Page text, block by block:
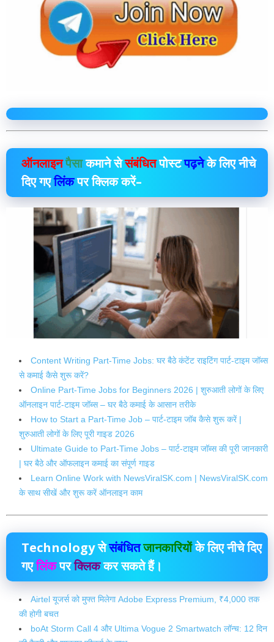
ऑनलाइनपैसाकमाने सेसंबंधितपोस्टपढ़नेके लिए नीचे
दिए गएलिंकपर क्लिक करें–
Content Writing Part-Time Jobs: घर बैठे कंटेंट राइटिंग पार्ट-टाइम जॉब्स
से कमाई कैसे शुरू करें?
Online Part-Time Jobs for Beginners 2026 | शुरुआती लोगों के लिए
ऑनलाइन पार्ट-टाइम जॉब्स – घर बैठे कमाई के आसान तरीके
How to Start a Part-Time Job – पार्ट-टाइम जॉब कैसे शुरू करें |
शुरुआती लोगों के लिए पूरी गाइड 2026
Ultimate Guide to Part-Time Jobs – पार्ट-टाइम जॉब्स की पूरी जानकारी
| घर बैठे और ऑफलाइन कमाई का संपूर्ण गाइड
Learn Online Work with NewsViralSK.com | NewsViralSK.com
के साथ सीखें और शुरू करें ऑनलाइन काम
Technologyसेसंबंधितजानकारियोंके लिए नीचे दिए
गएलिंकपरक्लिककर सकते हैं।
Airtel यूजर्स को मुफ्त मिलेगा Adobe Express Premium, ₹4,000 तक
की होगी बचत
boAt Storm Call 4 और Ultima Vogue 2 Smartwatch लॉन्च: 12 दिन